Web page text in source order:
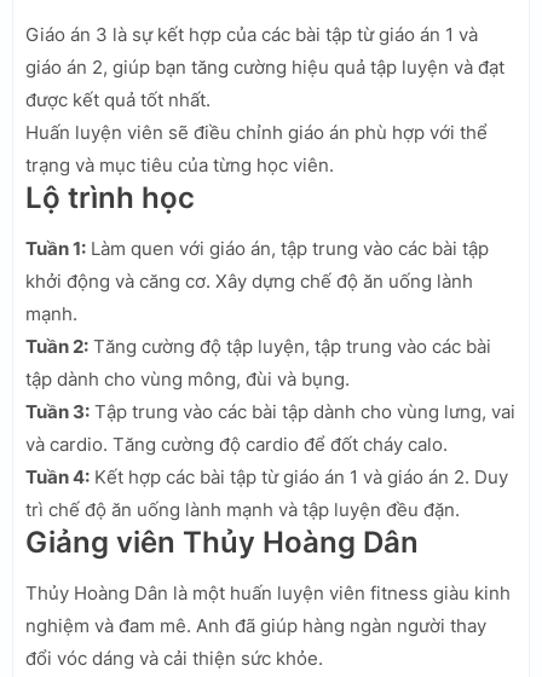
Giáo án 3 là sự kết hợp của các bài tập từ giáo án 1 và
giáo án 2, giúp bạn tăng cường hiệu quả tập luyện và đạt
được kết quả tốt nhất.
Huấn luyện viên sẽ điều chỉnh giáo án phù hợp với thể
trạng và mục tiêu của từng học viên.
Lộ trình học
Tuần 1: Làm quen với giáo án, tập trung vào các bài tập
khởi động và căng cơ. Xây dựng chế độ ăn uống lành
mạnh.
Tuần 2: Tăng cường độ tập luyện, tập trung vào các bài
tập dành cho vùng mông, đùi và bụng.
Tuần 3: Tập trung vào các bài tập dành cho vùng lưng, vai
và cardio. Tăng cường độ cardio để đốt cháy calo.
Tuần 4: Kết hợp các bài tập từ giáo án 1 và giáo án 2. Duy
trì chế độ ăn uống lành mạnh và tập luyện đều đặn.
Giảng viên Thủy Hoàng Dân
Thủy Hoàng Dân là một huấn luyện viên fitness giàu kinh
nghiệm và đam mê. Anh đã giúp hàng ngàn người thay
đổi vóc dáng và cải thiện sức khỏe.